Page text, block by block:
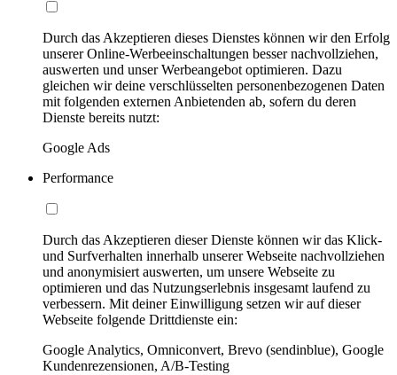
Durch das Akzeptieren dieses Dienstes können wir den Erfolg
unserer Online-Werbeeinschaltungen besser nachvollziehen,
auswerten und unser Werbeangebot optimieren. Dazu
gleichen wir deine verschlüsselten personenbezogenen Daten
mit folgenden externen Anbietenden ab, sofern du deren
Dienste bereits nutzt:
Google Ads
Performance
Durch das Akzeptieren dieser Dienste können wir das Klick-
und Surfverhalten innerhalb unserer Webseite nachvollziehen
und anonymisiert auswerten, um unsere Webseite zu
optimieren und das Nutzungserlebnis insgesamt laufend zu
verbessern. Mit deiner Einwilligung setzen wir auf dieser
Webseite folgende Drittdienste ein:
Google Analytics, Omniconvert, Brevo (sendinblue), Google
Kundenrezensionen, A/B-Testing